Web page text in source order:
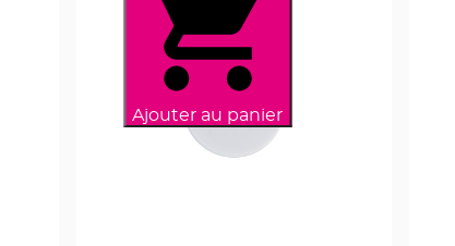
Ajouter au panier